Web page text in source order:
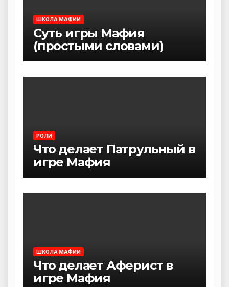
ШКОЛА МАФИИ
Суть игры Мафия
(простыми словами)
РОЛИ
Что делает Патрульный в
игре Мафия
ШКОЛА МАФИИ
Что делает Аферист в
игре Мафия